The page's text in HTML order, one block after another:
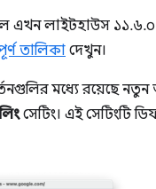
এখন লাইটহাউস ১১.৬.০
তালিকা দেখুন।
মধ্যে রয়েছে
সেটিং। এই সেটিংটি